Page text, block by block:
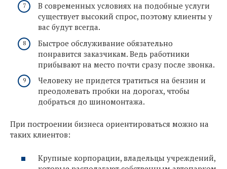
В современных условиях на подобные услуги
существует высокий спрос, поэтому клиенты у
вас будут всегда.
Быстрое обслуживание обязательно
понравится заказчикам. Ведь работники
прибывают на место почти сразу после звонка.
Человеку не придется тратиться на бензин и
преодолевать пробки на дорогах, чтобы
добраться до шиномонтажа.
При построении бизнеса ориентироваться можно на
таких клиентов:
Крупные корпорации, владельцы учреждений,